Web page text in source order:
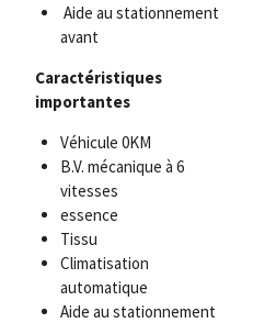
Aide au stationnement
avant
Caractéristiques
importantes
Véhicule 0KM
B.V. mécanique à 6
vitesses
essence
Tissu
Climatisation
automatique
Aide au stationnement